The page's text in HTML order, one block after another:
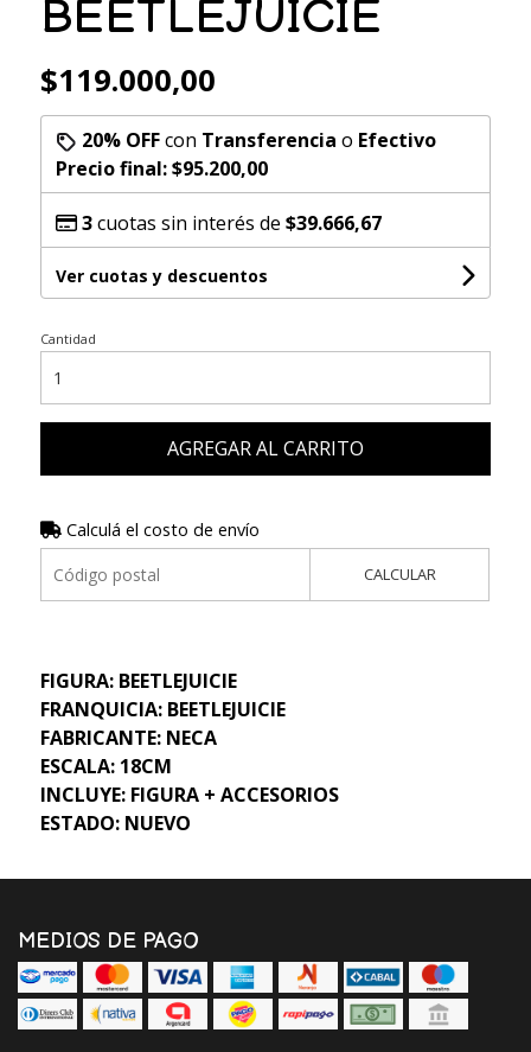
BEETLEJUICIE
$119.000,00
20% OFFcon Transferencia o Efectivo
Precio final:$95.200,00
3cuotas sin interés de $39.666,67
Ver cuotas y descuentos
Cantidad
AGREGAR AL CARRITO
Calculá el costo de envío
CALCULAR
FIGURA: BEETLEJUICIE
FRANQUICIA: BEETLEJUICIE
FABRICANTE: NECA
ESCALA: 18CM
INCLUYE: FIGURA + ACCESORIOS
ESTADO: NUEVO
MEDIOS DE PAGO